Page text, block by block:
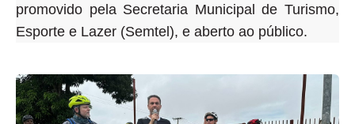
promovido pela Secretaria Municipal de Turismo,
Esporte e Lazer (Semtel), e aberto ao público.